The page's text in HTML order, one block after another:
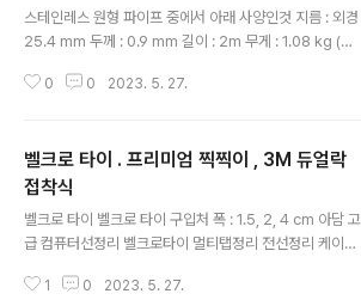
스테인레스 원형 파이프 중에서 아래 사양인것 지름 : 외경
25.4 mm 두께 : 0.9 mm 길이 : 2m 무게 : 1.08 kg (제
000원 스테인레스 파이프 스텐파이프 스텐봉 25파이 외
관 원형 파이프 . 스테인레스 스테인레스 재질의 원형 파이
프 사이즈 별로 정리. 지름 : 1mm, 5mm 길이 305 mm
OON 스테인레스 파이프 COUPANG www.coupang.
com 지름 : 1~12mm 길이 : 50 ~ 500 mm OD1/1.5/
0 0 2023. 5. 27.
벨크로 타이 . 프리미엄 찍찍이 , 3M 듀얼락
접착식
벨크로 타이 벨크로 타이 구입처 폭 : 1.5, 2, 4 cm 아담 고
급 컴퓨터선정리 벨크로타이 멀티탭정리 전선정리 케이블
활용예 차량 전기계통 작업시 배선 정리 및 고정 DIY . 스타
1 0 2023. 5. 27.